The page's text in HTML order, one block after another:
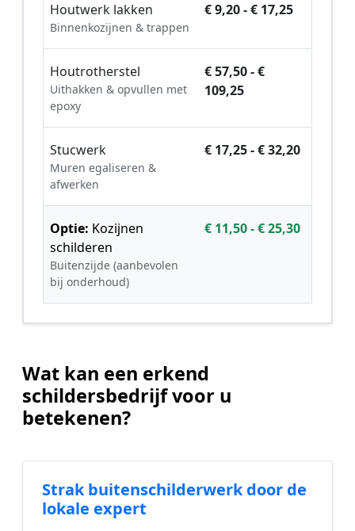
Houtwerk lakken
Binnenkozijnen & trappen
€ 9,20 - € 17,25
Houtrotherstel
Uithakken & opvullen met
epoxy
€ 57,50 - €
109,25
Stucwerk
Muren egaliseren &
afwerken
€ 17,25 - € 32,20
Optie: Kozijnen
schilderen
Buitenzijde (aanbevolen
bij onderhoud)
€ 11,50 - € 25,30
Wat kan een erkend
schildersbedrijf voor u
betekenen?
Strak buitenschilderwerk door de
lokale expert